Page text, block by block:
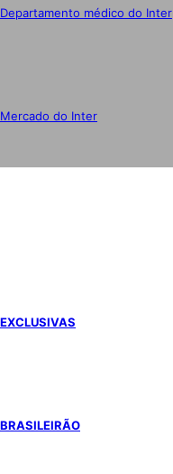
Departamento médico do Inter
Mercado do Inter
EXCLUSIVAS
BRASILEIRÃO